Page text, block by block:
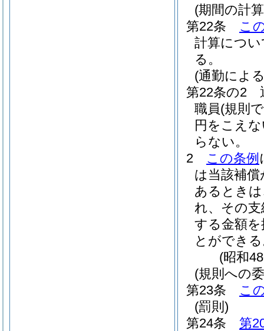
(期間の計
第22条
こ
計算につ
る。
(通勤によ
第22条の2
職員(規則
円をこえ
らない。
2
この条例
は当該補
あるとき
れ、その
する金額
とができ
(昭和
(規則への
第23条
こ
(罰則)
第24条
第